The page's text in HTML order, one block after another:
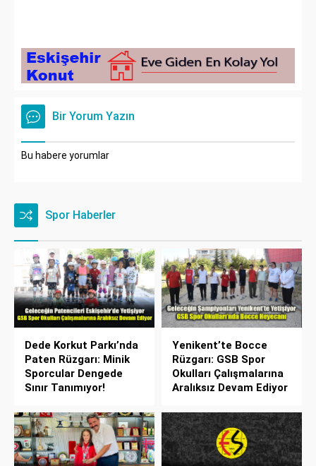
Bir Yorum Yazın
Bu habere yorumlar
Spor Haberler
Dede Korkut Parkı’nda
Paten Rüzgarı: Minik
Sporcular Dengede
Sınır Tanımıyor!
Yenikent’te Bocce
Rüzgarı: GSB Spor
Okulları Çalışmalarına
Aralıksız Devam Ediyor